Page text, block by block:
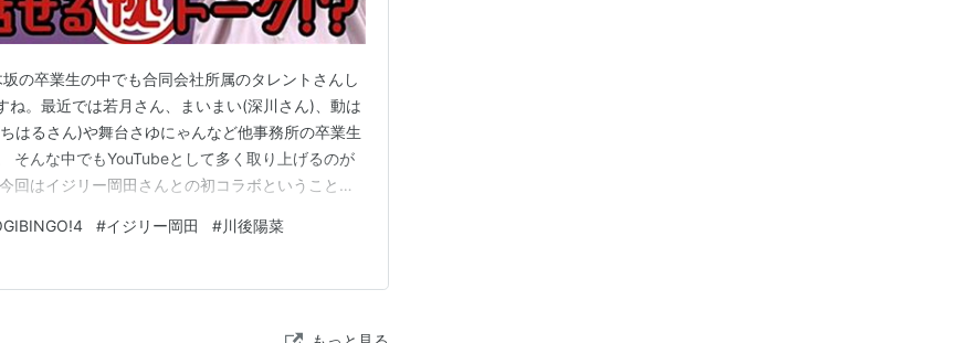
の卒業生の中でも合同会社所属のタレントさんし
ね。最近では若月さん、まいまい(深川さん)、動は
はるさん)や舞台さゆにゃんなど他事務所の卒業生
そんな中でもYouTubeとして多く取り上げるのが
回はイジリー岡田さんとの初コラボということで
⬆️ 川後…
#イジリー岡田 #川後陽菜